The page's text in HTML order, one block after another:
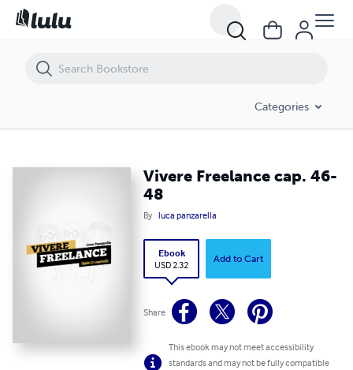
Categories
Vivere Freelance cap. 46-
48
By luca panzarella
Ebook
USD 2.32
Add to Cart
Share
This ebook may not meet accessibility
standards and may not be fully compatible
Vivere Freelance cap. 46-48